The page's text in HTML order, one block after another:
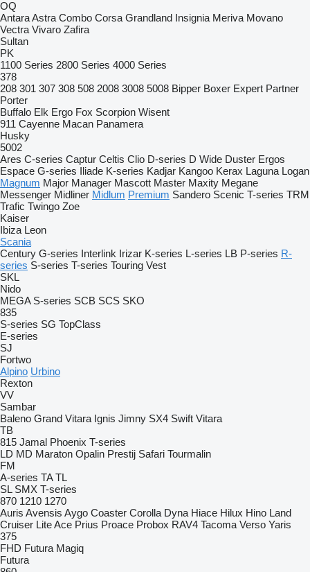
OQ
AntaraAstra Combo Corsa Grandland Insignia Meriva Movano
Vectra Vivaro Zafira
Sultan
PK
1100 Series 2800 Series 4000 Series
378
208 301 307 308 508 2008 3008 5008 Bipper Boxer Expert Partner
Porter
Buffalo Elk Ergo Fox Scorpion Wisent
911 Cayenne Macan Panamera
Husky
5002
Ares C-series Captur Celtis Clio D-series D Wide Duster Ergos
Espace G-series Iliade K-series Kadjar Kangoo Kerax Laguna Logan
Magnum Major Manager Mascott Master Maxity Megane
Messenger Midliner Midlum Premium Sandero Scenic T-series TRM
Trafic Twingo Zoe
Kaiser
Ibiza Leon
Scania
Century G-series Interlink Irizar K-series L-series LB P-series R-
series S-series T-series Touring Vest
SKL
Nido
MEGA S-series SCB SCS SKO
835
S-series SG TopClass
E-series
SJ
Fortwo
Alpino Urbino
Rexton
VV
Sambar
Baleno Grand Vitara Ignis Jimny SX4 Swift Vitara
TB
815 Jamal Phoenix T-series
LD MD Maraton Opalin Prestij Safari Tourmalin
FM
A-series TA TL
SL SMX T-series
870 1210 1270
Auris Avensis Aygo Coaster Corolla Dyna Hiace Hilux Hino Land
Cruiser Lite Ace Prius Proace Probox RAV4 Tacoma Verso Yaris
375
FHD Futura Magiq
Futura